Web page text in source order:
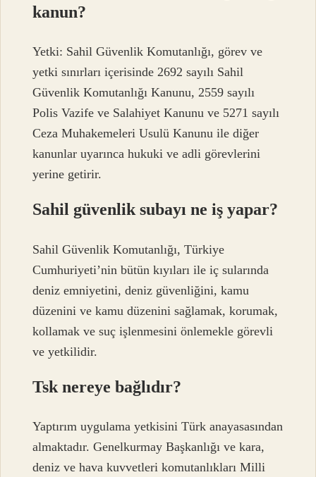
kanun?
Yetki: Sahil Güvenlik Komutanlığı, görev ve
yetki sınırları içerisinde 2692 sayılı Sahil
Güvenlik Komutanlığı Kanunu, 2559 sayılı
Polis Vazife ve Salahiyet Kanunu ve 5271 sayılı
Ceza Muhakemeleri Usulü Kanunu ile diğer
kanunlar uyarınca hukuki ve adli görevlerini
yerine getirir.
Sahil güvenlik subayı ne iş yapar?
Sahil Güvenlik Komutanlığı, Türkiye
Cumhuriyeti’nin bütün kıyıları ile iç sularında
deniz emniyetini, deniz güvenliğini, kamu
düzenini ve kamu düzenini sağlamak, korumak,
kollamak ve suç işlenmesini önlemekle görevli
ve yetkilidir.
Tsk nereye bağlıdır?
Yaptırım uygulama yetkisini Türk anayasasından
almaktadır. Genelkurmay Başkanlığı ve kara,
deniz ve hava kuvvetleri komutanlıkları Milli